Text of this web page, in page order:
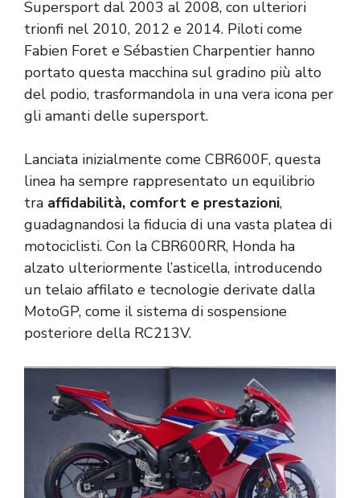
Supersport dal 2003 al 2008, con ulteriori
trionfi nel 2010, 2012 e 2014. Piloti come
Fabien Foret e Sébastien Charpentier hanno
portato questa macchina sul gradino più alto
del podio, trasformandola in una vera icona per
gli amanti delle supersport.
Lanciata inizialmente come CBR600F, questa
linea ha sempre rappresentato un equilibrio
tra affidabilità, comfort e prestazioni,
guadagnandosi la fiducia di una vasta platea di
motociclisti. Con la CBR600RR, Honda ha
alzato ulteriormente l’asticella, introducendo
un telaio affilato e tecnologie derivate dalla
MotoGP, come il sistema di sospensione
posteriore della RC213V.